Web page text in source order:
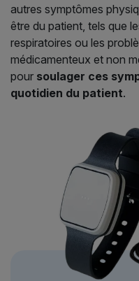
autres symptômes
être du patient, tels que
respiratoires ou les
médicamenteux et non
pour soulager ces
quotidien du patient.